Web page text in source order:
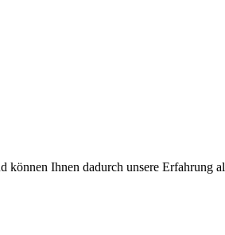
Ihnen dadurch unsere Erfahrung